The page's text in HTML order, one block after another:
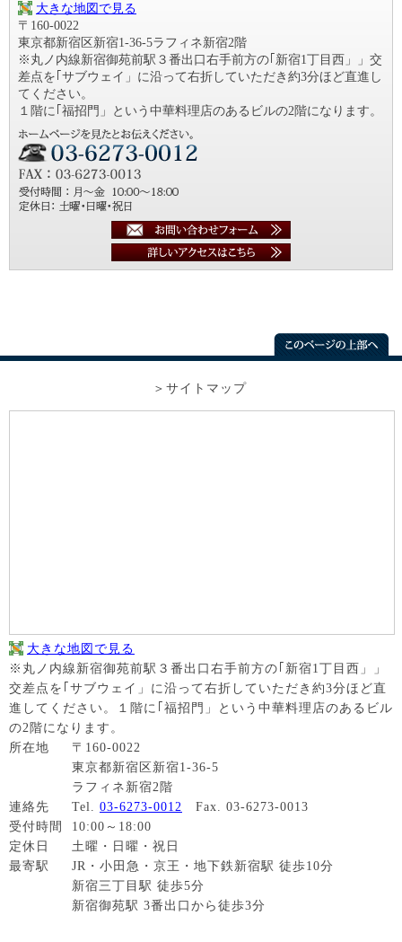
大きな地図で見る
〒160-0022
東京都新宿区新宿1-36-5ラフィネ新宿2階
※丸ノ内線新宿御苑前駅３番出口右手前方の｢新宿1丁目西」」交
差点を｢サブウェイ」に沿って右折していただき約3分ほど直進し
てください。
１階に｢福招門」という中華料理店のあるビルの2階になります。
サイトマップ
大きな地図で見る
※丸ノ内線新宿御苑前駅３番出口右手前方の｢新宿1丁目西」」
交差点を｢サブウェイ」に沿って右折していただき約3分ほど直
進してください。１階に｢福招門」という中華料理店のあるビル
の2階になります。
所在地
〒160-0022
東京都新宿区新宿1-36-5
ラフィネ新宿2階
連絡先
Tel. 03-6273-0012
Fax. 03-6273-0013
受付時間
10:00～18:00
定休日
土曜・日曜・祝日
最寄駅
JR・小田急・京王・地下鉄新宿駅 徒歩10分
新宿三丁目駅 徒歩5分
新宿御苑駅 3番出口から徒歩3分